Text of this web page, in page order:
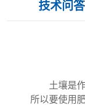
技术问答
土壤是作物
所以要使用